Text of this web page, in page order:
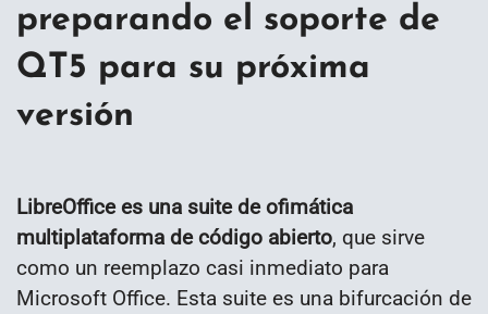
preparando el soporte de
QT5 para su próxima
versión
LibreOffice es una suite de ofimática
multiplataforma de código abierto, que sirve
como un reemplazo casi inmediato para
Microsoft Office. Esta suite es una bifurcación de